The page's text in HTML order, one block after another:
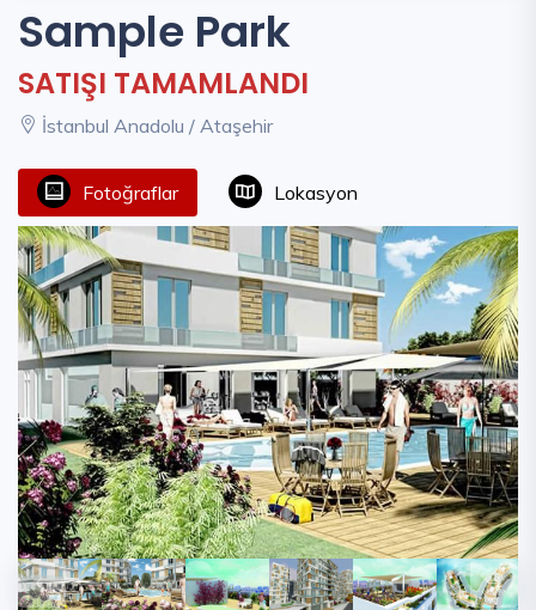
Sample Park
SATIŞI TAMAMLANDI
İstanbul Anadolu / Ataşehir
Fotoğraflar Lokasyon